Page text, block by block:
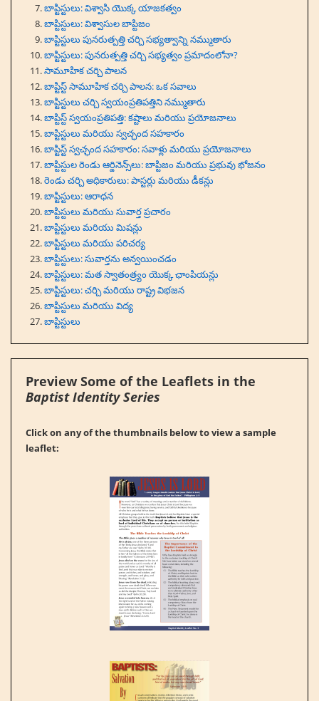
బాప్టిస్టులు: విశ్వాసి యొక్క యాజకత్వం
బాప్టిస్టులు: విశ్వాసుల బాప్టిజం
బాప్టిస్టులు పునరుత్పత్తి చర్చి సభ్యత్వాన్ని నమ్ముతారు
బాప్టిస్టులు: పునరుత్పత్తి చర్చి సభ్యత్వం ప్రమాదంలోనా?
సామూహిక చర్చి పాలన
బాప్టిస్ట్ సామూహిక చర్చి పాలన: ఒక సవాలు
బాప్టిస్టులు చర్చి స్వయంప్రతిపత్తిని నమ్ముతారు
బాప్టిస్ట్ స్వయంప్రతిపత్తి: కష్టాలు మరియు ప్రయోజనాలు
బాప్టిస్టులు మరియు స్వచ్ఛంద సహకారం
బాప్టిస్ట్ స్వచ్ఛంద సహకారం: సవాళ్లు మరియు ప్రయోజనాలు
బాప్టిస్టుల రెండు ఆర్డినెన్స్‌లు: బాప్టిజం మరియు ప్రభువు భోజనం
రెండు చర్చి అధికారులు: పాస్టర్లు మరియు డీకన్లు
బాప్టిస్టులు: ఆరాధన
బాప్టిస్టులు మరియు సువార్త ప్రచారం
బాప్టిస్టులు మరియు మిషన్లు
బాప్టిస్టులు మరియు పరిచర్య
బాప్టిస్టులు: సువార్తను అన్వయించడం
బాప్టిస్టులు: మత స్వాతంత్ర్యం యొక్క ఛాంపియన్లు
బాప్టిస్టులు: చర్చి మరియు రాష్ట్ర విభజన
బాప్టిస్టులు మరియు విద్య
బాప్టిస్టులు
Preview Some of the Leaflets in the
Baptist Identity Series
Click on any of the thumbnails below to view a sample
leaflet: